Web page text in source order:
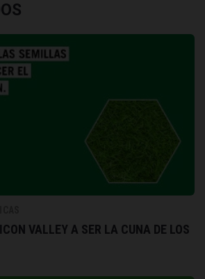
VALLEY A SER LA CUNA DE LOS